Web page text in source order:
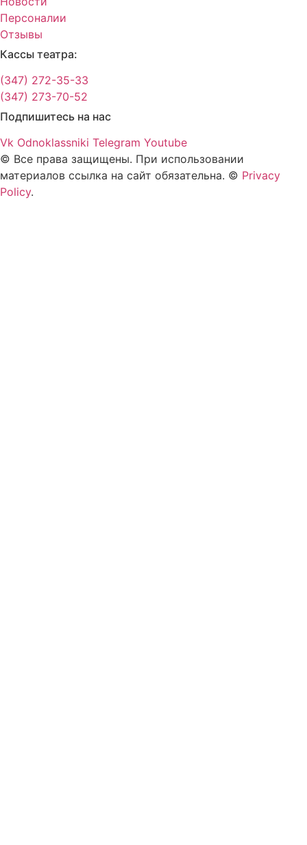
Персоналии
Отзывы
Кассы театра:
(347) 272-35-33
(347) 273-70-52
Подпишитесь на нас
Vk Odnoklassniki Telegram Youtube
© Все права защищены. При использовании
материалов ссылка на сайт обязательна. © Privacy
Policy.